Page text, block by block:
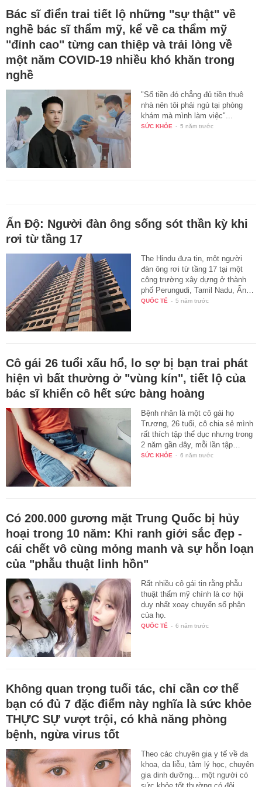
Bác sĩ điển trai tiết lộ những "sự thật" về
nghề bác sĩ thẩm mỹ, kể về ca thẩm mỹ
"đỉnh cao" từng can thiệp và trải lòng về
một năm COVID-19 nhiều khó khăn trong
nghề
"Số tiền đó chẳng đủ tiền thuê
nhà nên tôi phải ngủ tại phòng
khám mà mình làm việc"...
SỨC KHỎE - 5 năm trước
Ấn Độ: Người đàn ông sống sót thần kỳ khi
rơi từ tầng 17
The Hindu đưa tin, một người
đàn ông rơi từ tầng 17 tại một
công trường xây dựng ở thành
phố Perungudi, Tamil Nadu, Ấn…
QUỐC TẾ - 5 năm trước
Cô gái 26 tuổi xấu hổ, lo sợ bị bạn trai phát
hiện vì bất thường ở "vùng kín", tiết lộ của
bác sĩ khiến cô hết sức bàng hoàng
Bệnh nhân là một cô gái họ
Trương, 26 tuổi, cô chia sẻ mình
rất thích tập thể dục nhưng trong
2 năm gần đây, mỗi lần tập…
SỨC KHỎE - 6 năm trước
Có 200.000 gương mặt Trung Quốc bị hủy
hoại trong 10 năm: Khi ranh giới sắc đẹp -
cái chết vô cùng mỏng manh và sự hỗn loạn
của "phẫu thuật linh hồn"
Rất nhiều cô gái tin rằng phẫu
thuật thẩm mỹ chính là cơ hội
duy nhất xoay chuyển số phận
của họ.
QUỐC TẾ - 6 năm trước
Không quan trọng tuổi tác, chỉ cần cơ thể
bạn có đủ 7 đặc điểm này nghĩa là sức khỏe
THỰC SỰ vượt trội, có khả năng phòng
bệnh, ngừa virus tốt
Theo các chuyên gia y tế về đa
khoa, da liễu, tâm lý học, chuyên
gia dinh dưỡng... một người có